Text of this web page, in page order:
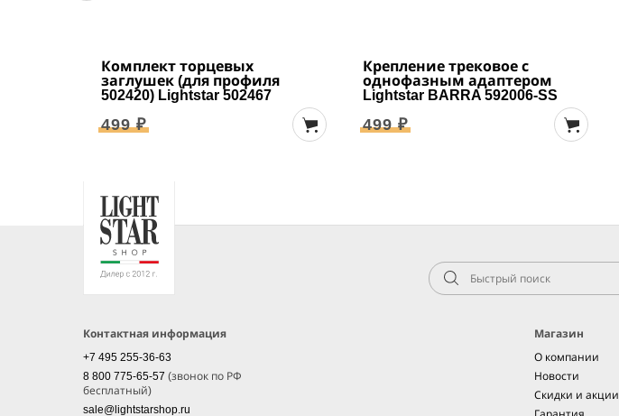
Комплект торцевых
заглушек (для профиля
502420) Lightstar 502467
499 ₽
Крепление трековое с
однофазным адаптером
Lightstar BARRA 592006-SS
499 ₽
Контактная информация
+7 495 255-36-63
8 800 775-65-57 (звонок по РФ
бесплатный)
sale@lightstarshop.ru
Магазин
О компании
Новости
Скидки и акции